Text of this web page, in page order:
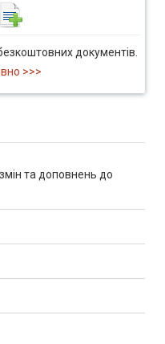
документів.
>>>
та доповнень до